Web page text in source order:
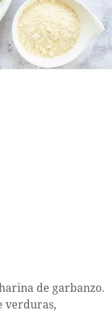
de garbanzo.
verduras,